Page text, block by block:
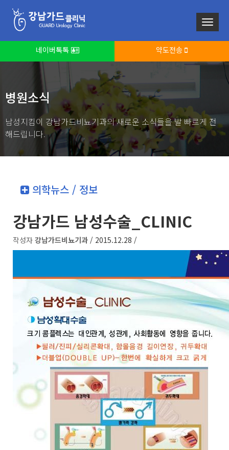
네이버톡톡 약도전송
병원소식
남성지킴이 강남가드비뇨기과의 새로운 소식들을 발 빠르게 전
해드립니다.
의학뉴스 / 정보
강남가드 남성수술_CLINIC
작성자 강남가드비뇨기과 / 2015.12.28 /